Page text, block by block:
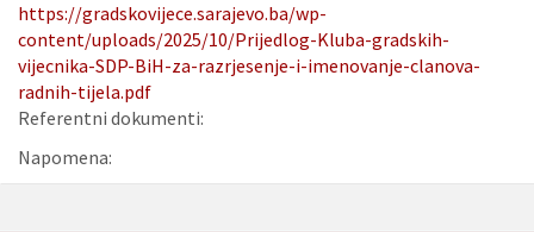
https://gradskovijece.sarajevo.ba/wp-
content/uploads/2025/10/Prijedlog-Kluba-gradskih-
vijecnika-SDP-BiH-za-razrjesenje-i-imenovanje-clanova-
radnih-tijela.pdf
Referentni dokumenti:
Napomena: